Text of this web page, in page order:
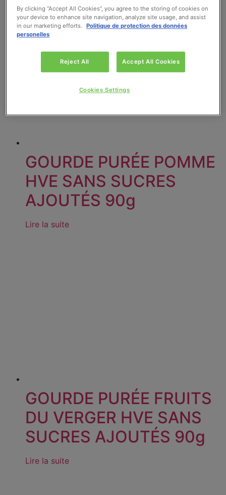
GOURDE PURÉE POMME
HVE SANS SUCRES
AJOUTÉS 90g
Lire la suite
GOURDE PURÉE FRUITS
DU VERGER HVE SANS
SUCRES AJOUTÉS 90g
Lire la suite
By clicking “Accept All Cookies”, you agree to the storing of cookies on
your device to enhance site navigation, analyze site usage, and assist
in our marketing efforts. Politique de protection des données
personelles
Reject All Accept All Cookies
Cookies Settings